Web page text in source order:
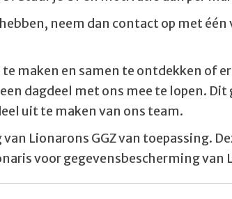
neem dan contact op met
maken en samen te ontdekken of
dagdeel met ons mee te lopen.
uit te maken van ons team.
Lionarons GGZ van toepassing.
voor gegevensbescherming van